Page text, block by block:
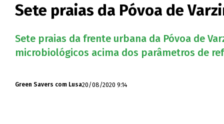
Sete praias da Póvoa de
Sete praias da frente urbana da Póvoa de
microbiológicos acima dos parâmetros de
Green Savers com Lusa20/08/2020 9:14